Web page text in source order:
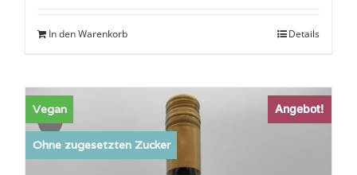
In den Warenkorb Details
Sale!
Vegan
Ohne zugesetzten Zucker
Angebot!